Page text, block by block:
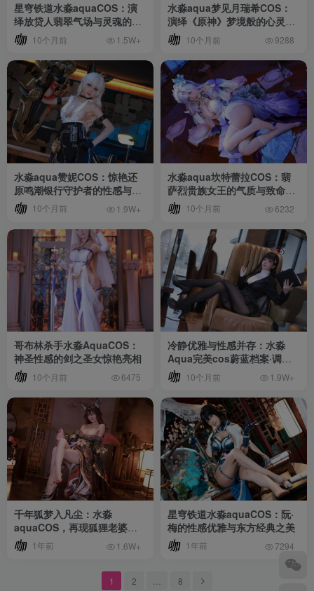
星穹铁道水淼aquaCOS：演
绎放贷人翡翠气场与灵魂的典
押秀 10个月前 1.5W+
水淼aqua梦见月瑞希COS：
演绎《原神》梦境般的心灵疗
愈
10个月前 9288
水淼aqua赞妮COS：惊艳还
原鸣潮银行守护者的性感与力
量
10个月前 1.9W+
水淼aqua坎特蕾拉COS：翡
萨烈贵族女王的气质与致命魅
力
10个月前 6232
哥布林杀手水淼AquaCOS：
神圣性感的剑之圣女惊艳亮相
10个月前 6475
冷静优雅与性感并存：水淼
Aqua完美cos蔚蓝档案·调月
莉音 10个月前 1.9W+
千年狐梦入凡尘：水淼
aquaCOS，再现狐狸老婆的
致命诱惑
1年前 1.6W+
星穹铁道水淼aquaCOS：阮·
梅的性感优雅与东方经典之美
1年前 7294
1 2 8